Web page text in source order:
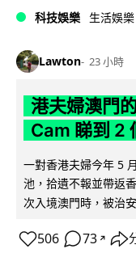
科技娛樂 生活娛樂
Lawton 23 小時
港夫婦澳門
Cam 睇到 2
一對香港夫婦今年 5
池，拾遺不報並帶返
次入境澳門時，被治
506 73 ↗